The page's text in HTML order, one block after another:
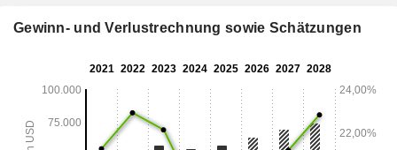
Gewinn- und Verlustrechnung sowie Schätzungen